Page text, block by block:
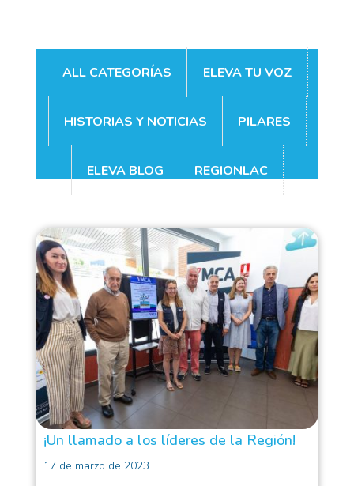
ALL CATEGORÍAS ELEVA TU VOZ
HISTORIAS Y NOTICIAS PILARES
ELEVA BLOG REGIONLAC
¡Un llamado a los líderes de la Región!
17 de marzo de 2023